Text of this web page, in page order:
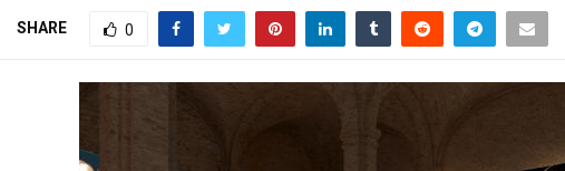
SHARE 0